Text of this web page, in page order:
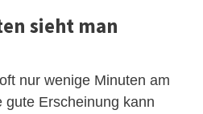
sieht man
nur wenige Minuten am
gute Erscheinung kann